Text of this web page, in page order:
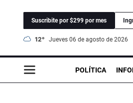
Suscribite por $299 por mes
12° jueves 06 de agosto de 2026
POLÍTICA